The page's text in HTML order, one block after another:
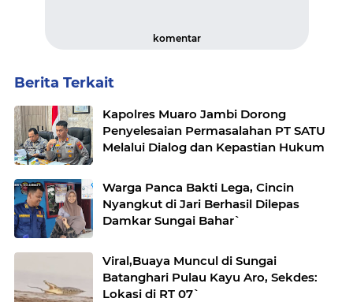
komentar
Berita Terkait
Kapolres Muaro Jambi Dorong
Penyelesaian Permasalahan PT SATU
Melalui Dialog dan Kepastian Hukum
Warga Panca Bakti Lega, Cincin
Nyangkut di Jari Berhasil Dilepas
Damkar Sungai Bahar`
Viral,Buaya Muncul di Sungai
Batanghari Pulau Kayu Aro, Sekdes:
Lokasi di RT 07`